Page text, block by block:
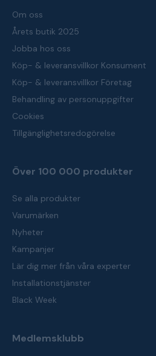
Om oss
Årets butik 2025
Jobba hos oss
Köp- & leveransvillkor Konsument
Köp- & leveransvillkor Företag
Behandling av personuppgifter
Cookies
Tillgänglighetsredogörelse
Över 100 000 produkter
Se alla produkter
Varumärken
Nyheter
Kampanjer
Lär dig mer från våra experter
Installationstjänster
Black Week
Medlemsklubb